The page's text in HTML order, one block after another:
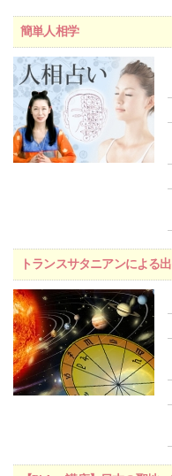
簡単人相学
トランスサタニアンによる